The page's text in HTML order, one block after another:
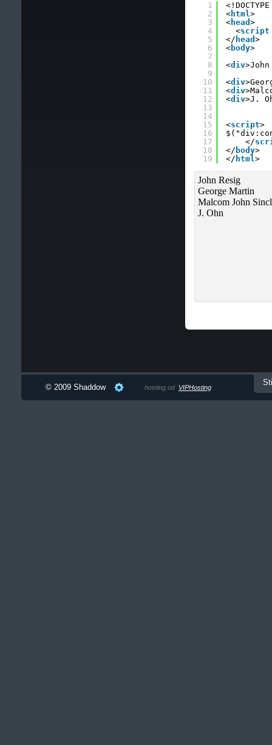
1
2
3
4
5
6
7
8
9
10
11
12
13
14
15
16
17
18
19
< html>
< head >
<script
</ head >
<body>
<div
<div
<div
<div>J.
<script>
</
</ body>
</ html>
© 2009 Shaddow hosting od VIPHosting